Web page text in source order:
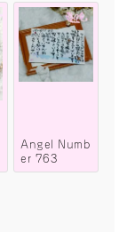
Angel Numb
er 763